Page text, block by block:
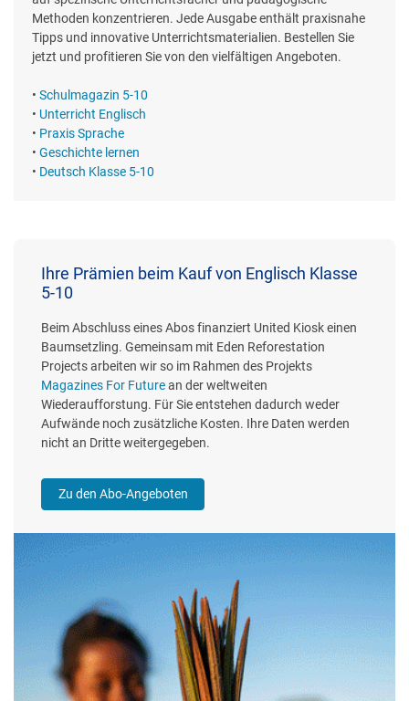
Methoden konzentrieren. Jede Ausgabe enthält praxisnahe
Tipps und innovative Unterrichtsmaterialien. Bestellen Sie
jetzt und profitieren Sie von den vielfältigen Angeboten.
• Schulmagazin 5-10
• Unterricht Englisch
• Praxis Sprache
• Geschichte lernen
• Deutsch Klasse 5-10
Ihre Prämien beim Kauf von Englisch Klasse
5-10
Beim Abschluss eines Abos finanziert United Kiosk einen
Baumsetzling. Gemeinsam mit Eden Reforestation
Projects arbeiten wir so im Rahmen des Projekts
Magazines For Futurean der weltweiten
Wiederaufforstung. Für Sie entstehen dadurch weder
Aufwände noch zusätzliche Kosten. Ihre Daten werden
nicht an Dritte weitergegeben.
Zu den Abo-Angeboten